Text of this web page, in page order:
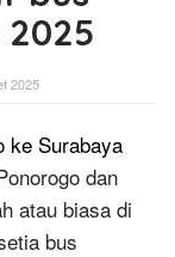
2025
ke Surabaya
dan
atau biasa di
bus